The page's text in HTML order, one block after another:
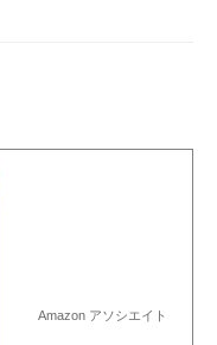
Amazon アソシエイト